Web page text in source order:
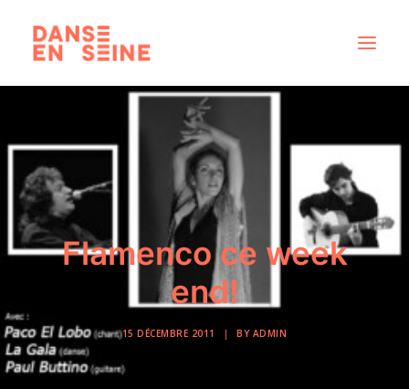
DISPOSITIFS ARTISTIQUES
À PROPOS
NOUS REJOINDRE
ACTUS
RECHERCHE
Flamenco ce week
end!
15 DÉCEMBRE 2011 | BY ADMIN